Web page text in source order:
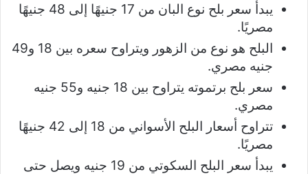
يبدأ سعر بلح نوع البان من 17 جنيهًا إلى 48 جنيهًا
مصريًا.
البلح هو نوع من الزهور ويتراوح سعره بين 18 و49
جنيه مصري.
سعر بلح برتموته يتراوح بين 18 جنيه و55 جنيه
مصري.
تتراوح أسعار البلح الأسواني من 18 إلى 42 جنيهًا
مصريًا.
يبدأ سعر البلح السكوتي من 19 جنيه ويصل حتى